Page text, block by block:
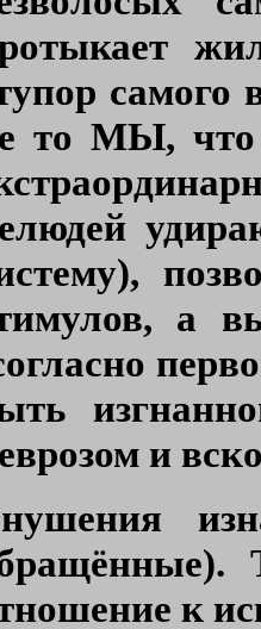
самого
то МЫ, что
а
и
к